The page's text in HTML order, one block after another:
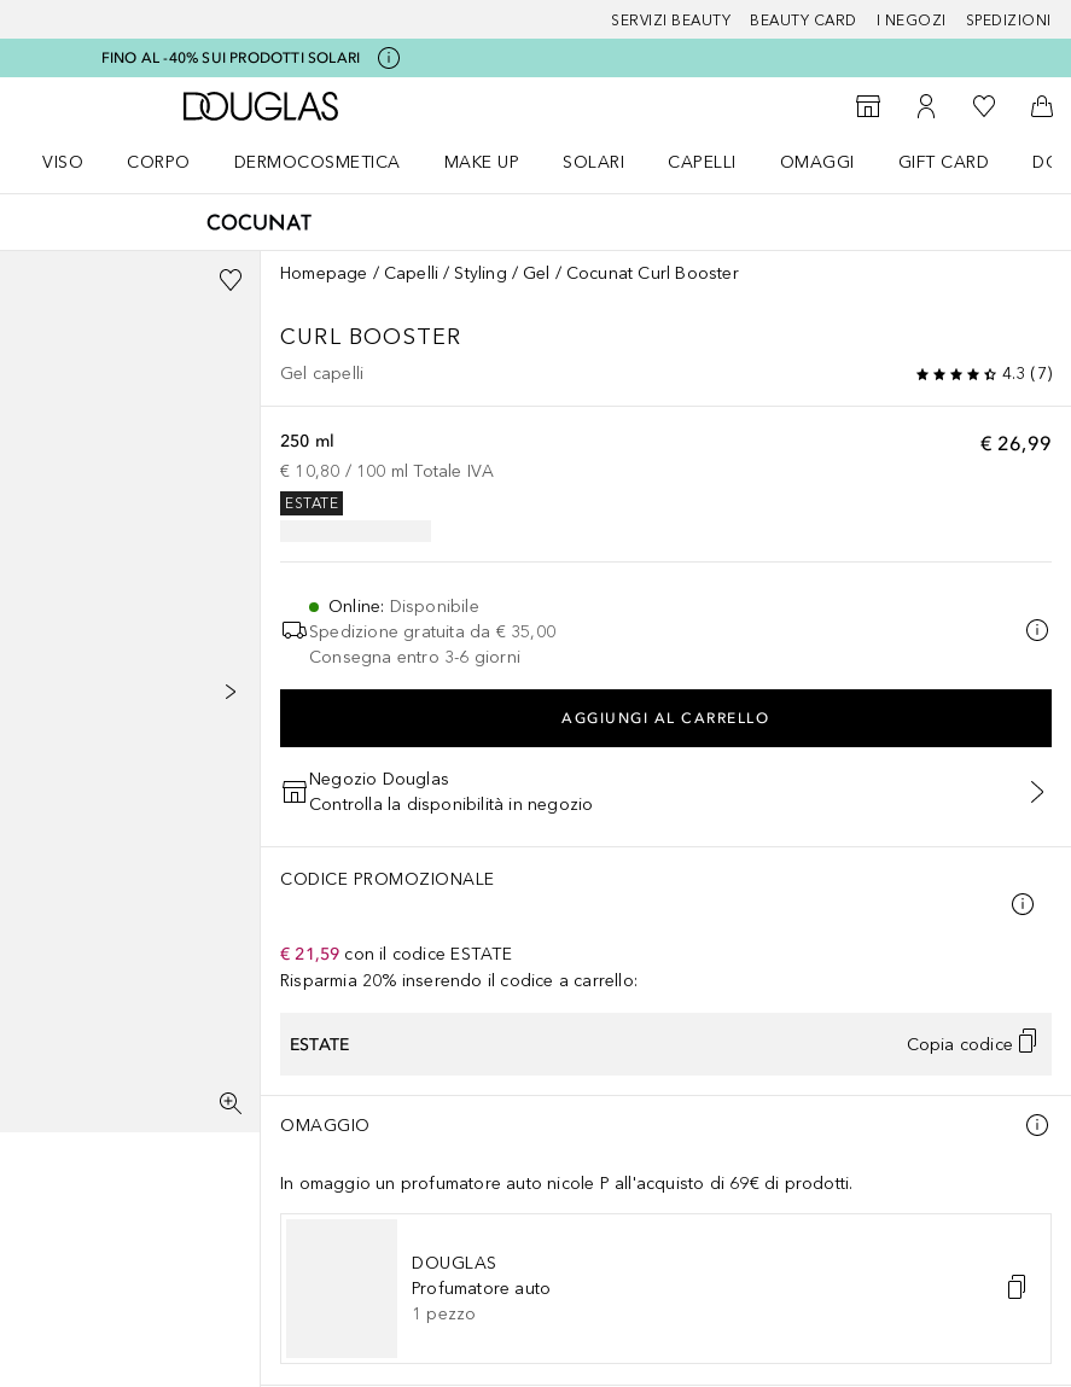
SERVIZI BEAUTY BEAUTY CARD I NEGOZI SPEDIZIONI
FINO AL -40% SUI PRODOTTI SOLARI
A Douglas Home
StorefinderAl Mio Account
Alla Mia
Al
VISO
CORPO
DERMOCOSMETICA
MAKE UP
SOLARI
CAPELLI
OMAGGI
GIFT CARD
Homepage Capelli Styling Gel Cocunat Curl Booster
CURL BOOSTER
Gel capelli 4.3 (7)
€ 26,99
250 ml
€ 10,80 / 100 ml Totale IVA
ESTATE
Online: Disponibile
Spedizione gratuita da € 35,00
Consegna entro 3-6 giorni
AGGIUNGI AL CARRELLO
Negozio Douglas
Controlla la disponibilità in negozio
CODICE PROMOZIONALE
€ 21,59 con il codice ESTATE
Risparmia 20% inserendo il codice a carrello:
ESTATE Copia codice
OMAGGIO
In omaggio un profumatore auto nicole P all'acquisto di 69€ di prodotti.
DOUGLAS
Profumatore auto
1 pezzo